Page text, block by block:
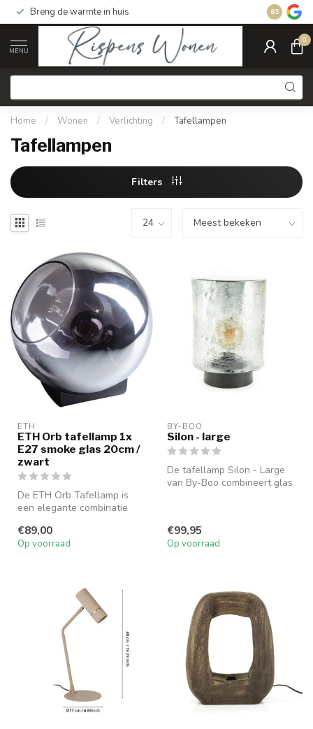
Breng de warmte in huis Gratis
8.5
MENU
0
Home / Wonen / Verlichting / Tafellampen
Tafellampen
Filters
ETH
ETH Orb tafellamp 1x
E27 smoke glas 20cm /
zwart
De ETH Orb Tafellamp is
een elegante combinatie
mo...
€89,00
Op voorraad
BY-BOO
Silon - large
De tafellamp Silon - Large
van By-Boo combineert glas
€99,95
Op voorraad